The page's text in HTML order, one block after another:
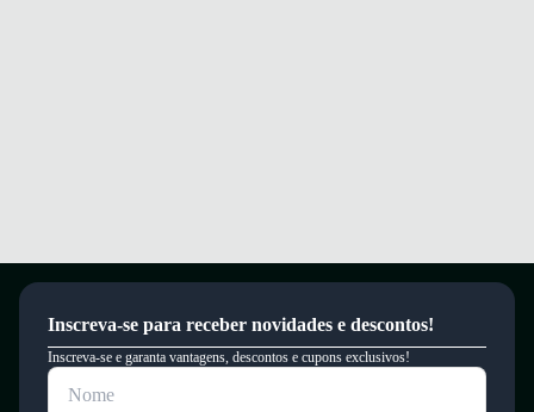
Inscreva-se para receber novidades e descontos!
Inscreva-se e garanta vantagens, descontos e cupons exclusivos!